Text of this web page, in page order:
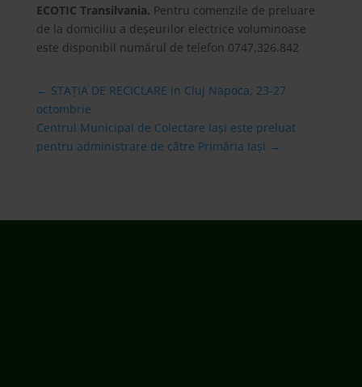
ECOTIC Transilvania. Pentru comenzile de preluare
de la domiciliu a deșeurilor electrice voluminoase
este disponibil numărul de telefon 0747.326.842
← STAȚIA DE RECICLARE in Cluj Napoca, 23-27
octombrie
Centrul Municipal de Colectare Iași este preluat
pentru administrare de către Primăria Iași →